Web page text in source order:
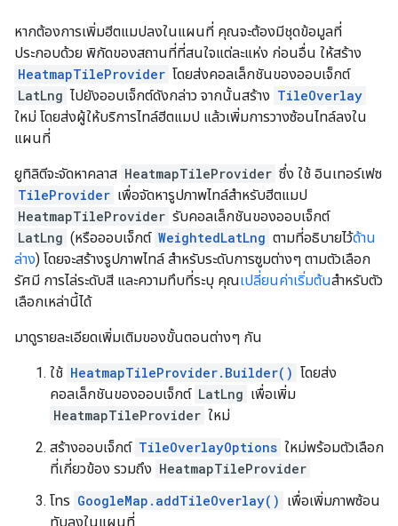
หากต้องการเพิ่มฮีตแมปลงในแผนที่ คุณจะต้องมีชุดข้อมูลที่
ประกอบด้วย พิกัดของสถานที่ที่สนใจแต่ละแห่ง ก่อนอื่น ให้สร้าง
HeatmapTileProvider โดยส่งคอลเล็กชันของออบเจ็กต์
LatLng ไปยังออบเจ็กต์ดังกล่าว จากนั้นสร้าง TileOverlay
ใหม่ โดยส่งผู้ให้บริการไทล์ฮีตแมป แล้วเพิ่มการวางซ้อนไทล์ลงใน
แผนที่
ยูทิลิตีจะจัดหาคลาส HeatmapTileProvider ซึ่ง ใช้ อินเทอร์เฟซ
TileProvider เพื่อจัดหารูปภาพไทล์สำหรับฮีตแมป
HeatmapTileProvider รับคอลเล็กชันของออบเจ็กต์
LatLng (หรือออบเจ็กต์ WeightedLatLng ตามที่อธิบายไว้ด้าน
ล่าง) โดยจะสร้างรูปภาพไทล์ สำหรับระดับการซูมต่างๆ ตามตัวเลือก
รัศมี การไล่ระดับสี และความทึบที่ระบุ คุณเปลี่ยนค่าเริ่มต้นสำหรับตัว
เลือกเหล่านี้ได้
มาดูรายละเอียดเพิ่มเติมของขั้นตอนต่างๆ กัน
ใช้ HeatmapTileProvider.Builder() โดยส่ง
คอลเล็กชันของออบเจ็กต์ LatLng เพื่อเพิ่ม
HeatmapTileProvider ใหม่
สร้างออบเจ็กต์ TileOverlayOptions ใหม่พร้อมตัวเลือก
ที่เกี่ยวข้อง รวมถึง HeatmapTileProvider
โทร GoogleMap.addTileOverlay() เพื่อเพิ่มภาพซ้อน
ทับลงในแผนที่